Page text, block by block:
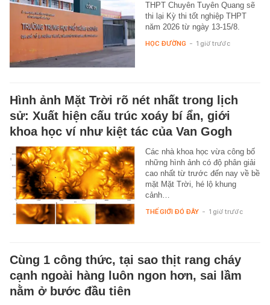
THPT Chuyên Tuyên Quang sẽ
thi lại Kỳ thi tốt nghiệp THPT
năm 2026 từ ngày 13-15/8.
HỌC ĐƯỜNG - 1 giờ trước
Hình ảnh Mặt Trời rõ nét nhất trong lịch
sử: Xuất hiện cấu trúc xoáy bí ẩn, giới
khoa học ví như kiệt tác của Van Gogh
Các nhà khoa học vừa công bố
những hình ảnh có độ phân giải
cao nhất từ trước đến nay về bề
mặt Mặt Trời, hé lộ khung
cảnh…
THẾ GIỚI ĐÓ ĐÂY - 1 giờ trước
Cùng 1 công thức, tại sao thịt rang cháy
cạnh ngoài hàng luôn ngon hơn, sai lầm
nằm ở bước đầu tiên